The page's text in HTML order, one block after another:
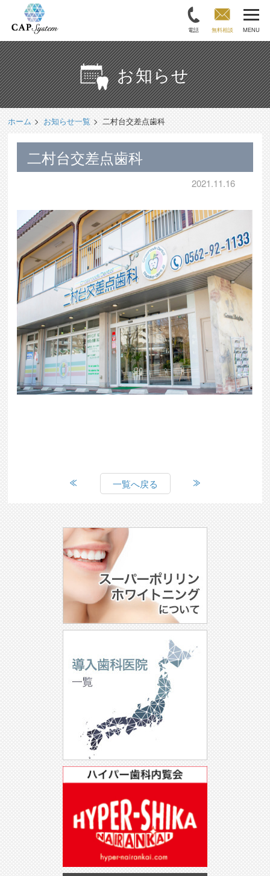
電話 無料相談 MENU
お知らせ
ホーム お知らせ一覧 二村台交差点歯科
二村台交差点歯科
2021.11.16
一覧へ戻る